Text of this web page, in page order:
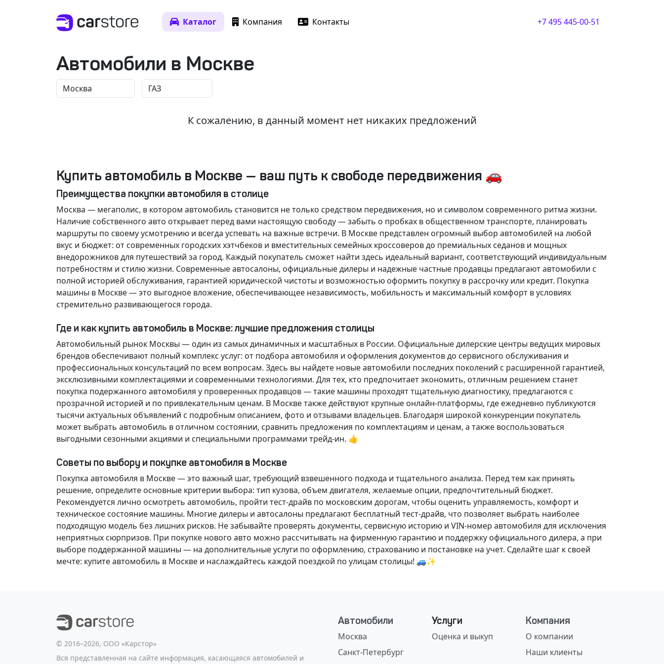
Каталог Компания Контакты +7 495 445-00-51
Автомобили в Москве
К сожалению, в данный момент нет никаких предложений
Купить автомобиль в Москве — ваш путь к свободе передвижения 🚗
Преимущества покупки автомобиля в столице
Москва — мегаполис, в котором автомобиль становится не только средством передвижения, но и символом современного ритма жизни.
Наличие собственного авто открывает перед вами настоящую свободу — забыть о пробках в общественном транспорте, планировать
маршруты по своему усмотрению и всегда успевать на важные встречи. В Москве представлен огромный выбор автомобилей на любой
вкус и бюджет: от современных городских хэтчбеков и вместительных семейных кроссоверов до премиальных седанов и мощных
внедорожников для путешествий за город. Каждый покупатель сможет найти здесь идеальный вариант, соответствующий индивидуальным
потребностям и стилю жизни. Современные автосалоны, официальные дилеры и надежные частные продавцы предлагают автомобили с
полной историей обслуживания, гарантией юридической чистоты и возможностью оформить покупку в рассрочку или кредит. Покупка
машины в Москве — это выгодное вложение, обеспечивающее независимость, мобильность и максимальный комфорт в условиях
стремительно развивающегося города.
Где и как купить автомобиль в Москве: лучшие предложения столицы
Автомобильный рынок Москвы — один из самых динамичных и масштабных в России. Официальные дилерские центры ведущих мировых
брендов обеспечивают полный комплекс услуг: от подбора автомобиля и оформления документов до сервисного обслуживания и
профессиональных консультаций по всем вопросам. Здесь вы найдете новые автомобили последних поколений с расширенной гарантией,
эксклюзивными комплектациями и современными технологиями. Для тех, кто предпочитает экономить, отличным решением станет
покупка подержанного автомобиля у проверенных продавцов — такие машины проходят тщательную диагностику, предлагаются с
прозрачной историей и по привлекательным ценам. В Москве также действуют крупные онлайн-платформы, где ежедневно публикуются
тысячи актуальных объявлений с подробным описанием, фото и отзывами владельцев. Благодаря широкой конкуренции покупатель
может выбрать автомобиль в отличном состоянии, сравнить предложения по комплектациям и ценам, а также воспользоваться
выгодными сезонными акциями и специальными программами трейд-ин. 👍
Советы по выбору и покупке автомобиля в Москве
Покупка автомобиля в Москве — это важный шаг, требующий взвешенного подхода и тщательного анализа. Перед тем как принять
решение, определите основные критерии выбора: тип кузова, объем двигателя, желаемые опции, предпочтительный бюджет.
Рекомендуется лично осмотреть автомобиль, пройти тест-драйв по московским дорогам, чтобы оценить управляемость, комфорт и
техническое состояние машины. Многие дилеры и автосалоны предлагают бесплатный тест-драйв, что позволяет выбрать наиболее
подходящую модель без лишних рисков. Не забывайте проверять документы, сервисную историю и VIN-номер автомобиля для исключения
неприятных сюрпризов. При покупке нового авто можно рассчитывать на фирменную гарантию и поддержку официального дилера, а при
выборе поддержанной машины — на дополнительные услуги по оформлению, страхованию и постановке на учет. Сделайте шаг к своей
мечте: купите автомобиль в Москве и наслаждайтесь каждой поездкой по улицам столицы! 🚙✨
©️ 2016–2026, ООО «Карстор»
Вся представленная на сайте информация, касающаяся автомобилей и
Автомобили
Москва
Санкт-Петербург
Услуги
Оценка и выкуп
Компания
О компании
Наши клиенты